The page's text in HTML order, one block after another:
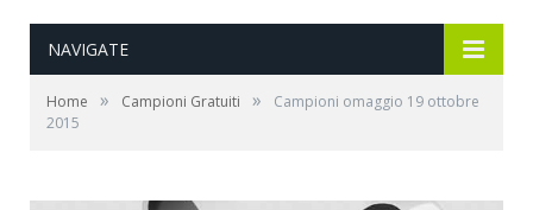
NAVIGATE
Home » Campioni Gratuiti »
Campioni omaggio 19 ottobre
2015